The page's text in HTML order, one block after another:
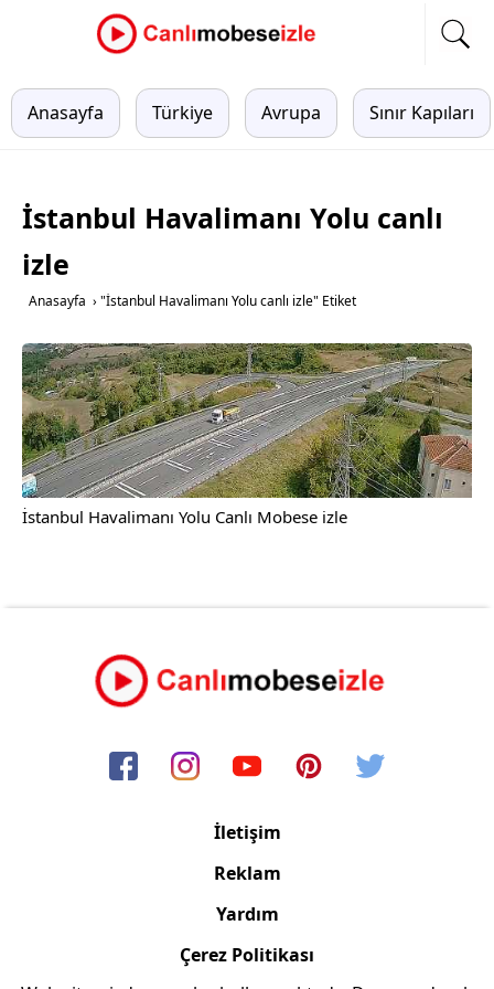
Anasayfa Türkiye Avrupa Sınır Kapıları
İstanbul Havalimanı Yolu canlı
izle
Anasayfa › "İstanbul Havalimanı Yolu canlı izle" Etiket
İstanbul Havalimanı Yolu Canlı Mobese izle
İletişim
Reklam
Yardım
Çerez Politikası